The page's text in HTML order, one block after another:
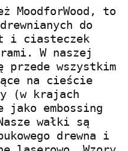
MoodforWood, to
do
i ciasteczek
W naszej
wszystkim
na cieście
(w krajach
jako embossing
wałki są
drewna i